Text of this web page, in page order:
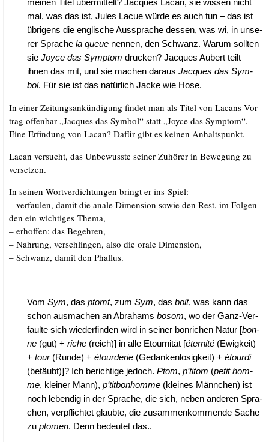
mei­nen Titel über­mit­telt? Jac­ques Lacan, sie wis­sen nicht
mal, was das ist, Jules Lacue wür­de es auch tun – das ist
übri­gens die eng­li­sche Aus­spra­che des­sen, was wi, in unse­
rer Spra­che la queuenen­nen, den Schwanz. War­um soll­ten
sie Joy­ce das Sym­ptom dru­cken? Jac­ques Aubert teilt
ihnen das mit, und sie machen dar­aus Jac­ques das Sym­
bol. Für sie ist das natür­lich Jacke wie Hose.
In einer Zei­tungs­an­kün­di­gung fin­det man als Titel von Lacans Vor­
trag offen­bar „Jac­ques das Sym­bol“ statt „Joy­ce das Sym­ptom“.
Eine Erfin­dung von Lacan? Dafür gibt es kei­nen Anhaltspunkt.
Lacan ver­sucht, das Unbe­wuss­te sei­ner Zuhö­rer in Bewe­gung zu
versetzen.
In sei­nen Wort­ver­dich­tun­gen bringt er ins Spiel:
– ver­fau­len, damit die ana­le Dimen­si­on sowie den Rest, im Fol­gen­
den ein wich­ti­ges Thema,
– erhof­fen: das Begehren,
– Nah­rung, ver­schlin­gen, also die ora­le Dimension,
– Schwanz, damit den Phallus.
Vom Sym, das ptomt, zum Sym, das bolt, was kann das
schon aus­ma­chen an Abra­hams bosom, wo der Ganz-Ver­
faul­te sich wie­der­fin­den wird in sei­ner bon­ri­chen Natur [bon­
ne(gut) + riche(reich)] in alle Etour­ni­tät [éter­ni­té(Ewig­keit)
+ tour(Run­de) + étour­de­rie(Gedan­ken­lo­sig­keit) + étour­di
(betäubt)]? Ich berich­ti­ge jedoch. Ptom, p’titom (petit hom­
me, klei­ner Mann), p’titbonhomme(klei­nes Männ­chen) ist
noch leben­dig in der Spra­che, die sich, neben ande­ren Spra­
chen, ver­pflich­tet glaub­te, die zusam­men­kom­men­de Sache
zu pto­men. Denn bedeu­tet das..